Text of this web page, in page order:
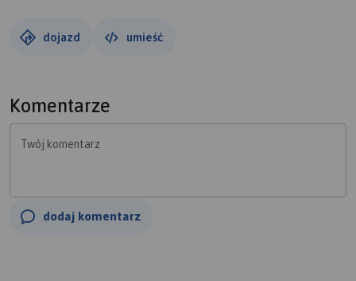
dojazd umieść
Komentarze
Twój komentarz
dodaj komentarz